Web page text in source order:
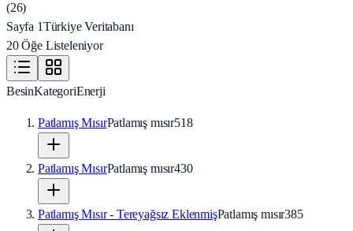
(26)
Sayfa 1Türkiye Veritabanı
20 Öğe Listeleniyor
BesinKategoriEnerji
Patlamış MısırPatlamış mısır518
Patlamış MısırPatlamış mısır430
Patlamış Mısır - Tereyağsız EklenmişPatlamış mısır385